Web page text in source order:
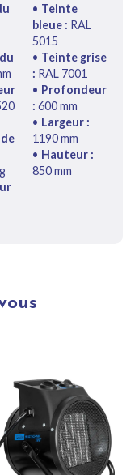
• Teinte
bleue : RAL
5015
• Teinte grise
: RAL 7001
• Profondeur
: 600 mm
• Largeur :
1190 mm
• Hauteur :
850 mm